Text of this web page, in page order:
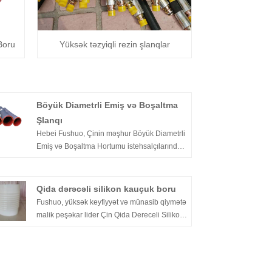
Yüksək təzyiqli rezin şlanqlar
Böyük Diametrli Emiş və Boşaltma
Şlanqı
Hebei Fushuo, Çinin məşhur Böyük Diametrli
Emiş və Boşaltma Hortumu istehsalçılarından
çayın dibinin dibinin dibinin çıxarılması, şəhər
drenajı və s. su, karbon tozu, beton tozu,
mineral toz və digər materiallar otaq
Qida dərəcəli silikon kauçuk boru
Fushuo, yüksək keyfiyyət və münasib qiymətə
malik peşəkar lider Çin Qida Dereceli Silikon